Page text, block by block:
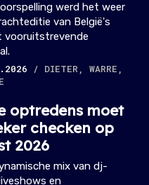
werd het weer
van België's
vooruitstrevende
/ DIETER, WARRE,
optredens moet
checken op
2026
mix van dj-
en